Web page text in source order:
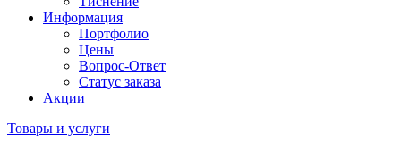
Информация
Портфолио
Цены
Вопрос-Ответ
Статус заказа
Акции
Товары и услуги